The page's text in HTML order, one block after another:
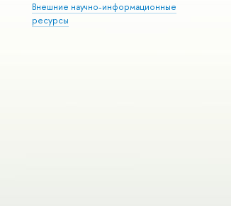
Внешние научно-информационные
ресурсы